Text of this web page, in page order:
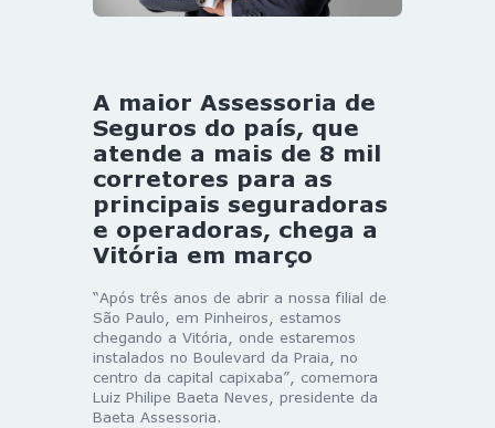
HOME
A maior Assessoria de
Seguros do país, que
atende a mais de 8 mil
corretores para as
principais seguradoras
e operadoras, chega a
Vitória em março
“Após três anos de abrir a nossa filial de
São Paulo, em Pinheiros, estamos
chegando a Vitória, onde estaremos
instalados no Boulevard da Praia, no
centro da capital capixaba”, comemora
Luiz Philipe Baeta Neves, presidente da
Baeta Assessoria.